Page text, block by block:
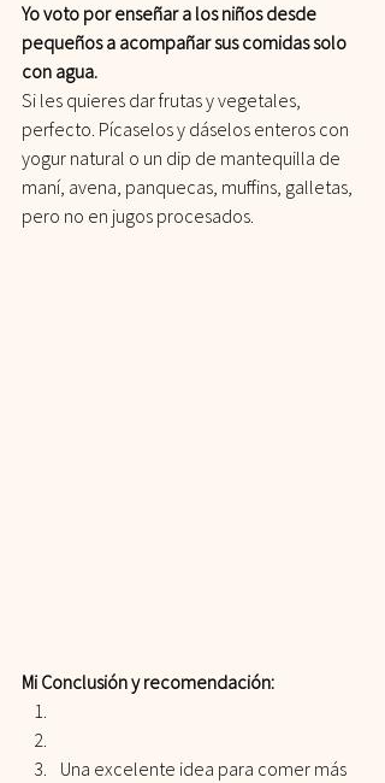
Yo voto por enseñar a los niños desde
pequeños a acompañar sus comidas solo
con agua.
Si les quieres dar frutas y vegetales,
perfecto. Pícaselos y dáselos enteros con
yogur natural o un dip de mantequilla de
maní, avena, panquecas, muffins, galletas,
pero no en jugos procesados.
Mi Conclusión y recomendación:
Una excelente idea para comer más